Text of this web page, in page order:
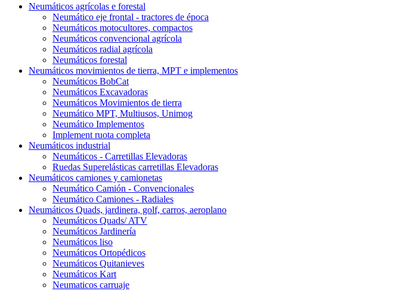
Neumáticos agrícolas e forestal
Neumático eje frontal - tractores de época
Neumáticos motocultores, compactos
Neumáticos convencional agrícola
Neumáticos radial agrícola
Neumáticos forestal
Neumáticos movimientos de tierra, MPT e implementos
Neumáticos BobCat
Neumáticos Excavadoras
Neumáticos Movimientos de tierra
Neumático MPT, Multiusos, Unimog
Neumático Implementos
Implement ruota completa
Neumáticos industrial
Neumáticos - Carretillas Elevadoras
Ruedas Superelásticas carretillas Elevadoras
Neumáticos camiones y camionetas
Neumático Camión - Convencionales
Neumático Camiones - Radiales
Neumáticos Quads, jardinera, golf, carros, aeroplano
Neumáticos Quads/ ATV
Neumáticos Jardinería
Neumáticos liso
Neumáticos Ortopédicos
Neumáticos Quitanieves
Neumáticos Kart
Neumaticos carruaje